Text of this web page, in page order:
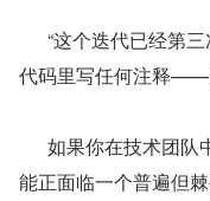
代码里写任何注释——
能正面临一个普遍但棘